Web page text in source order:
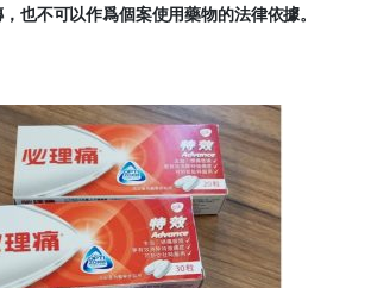
也不可以作爲個案使用藥物的法律依據。